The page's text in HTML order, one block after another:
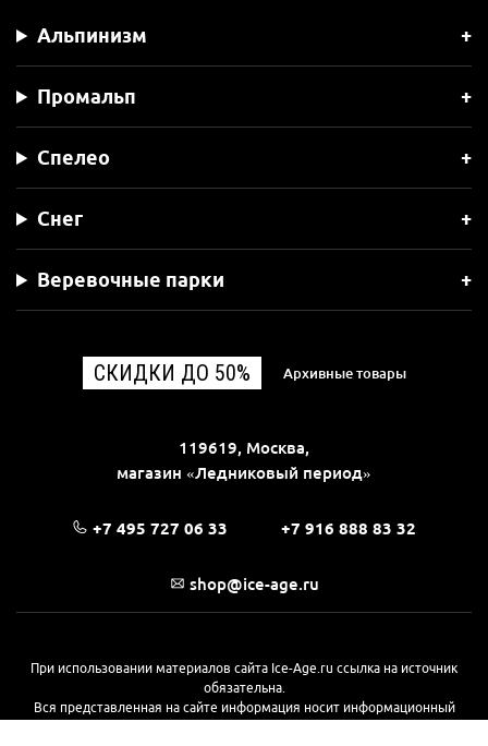
Альпинизм
Промальп
Спелео
Снег
Веревочные парки
СКИДКИ ДО 50% Архивные товары
119619, Москва,
магазин «Ледниковый период»
+7 495 727 06 33 +7 916 888 83 32
shop@ice-age.ru
При использовании материалов сайта Ice-Age.ru ссылка на источник
обязательна.
Вся представленная на сайте информация носит информационный